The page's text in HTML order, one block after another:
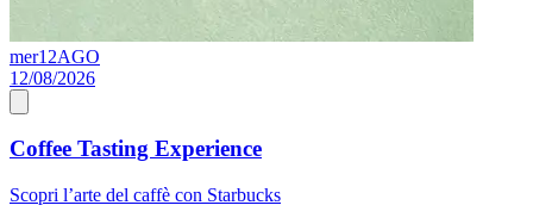
mer12AGO
12/08/2026
Coffee Tasting Experience
Scopri l’arte del caffè con Starbucks